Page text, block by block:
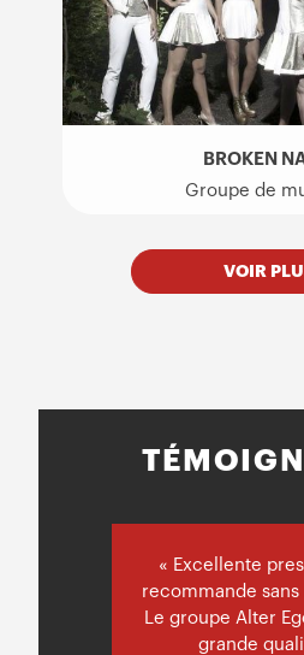
BROKEN
Groupe de
VOIR
« Excellente
recommande sans
Le groupe Alter
grande